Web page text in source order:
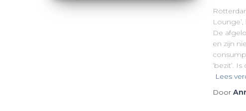
De
en zijn
‘bezit’.
Lees
Door